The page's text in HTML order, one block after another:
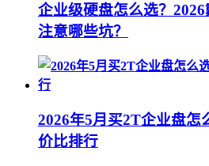
企业级硬盘怎么选？
注意哪些坑？
2026年5月买2T企业盘怎
价比排行